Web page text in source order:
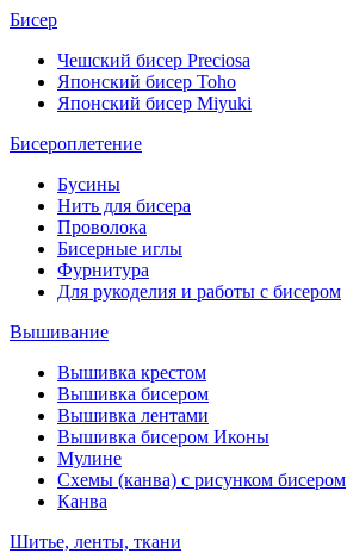
Бисер
Чешский бисер Preciosa
Японский бисер Toho
Японский бисер Miyuki
Бисероплетение
Бусины
Нить для бисера
Проволока
Бисерные иглы
Фурнитура
Для рукоделия и работы с бисером
Вышивание
Вышивка крестом
Вышивка бисером
Вышивка лентами
Вышивка бисером Иконы
Мулине
Схемы (канва) с рисунком бисером
Канва
Шитье, ленты, ткани